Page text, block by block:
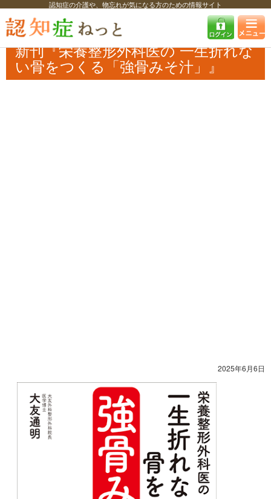
認知症の介護や、物忘れが気になる方のための情報サイト
認知症ねっと 認知症最新ニュース 書籍・TV
新刊『栄養整形外科医の
一生折れない骨をつくる「強骨みそ汁」』
新刊『栄養整形外科医の 一生折れな
い骨をつくる「強骨みそ汁」』
2025年6月6日